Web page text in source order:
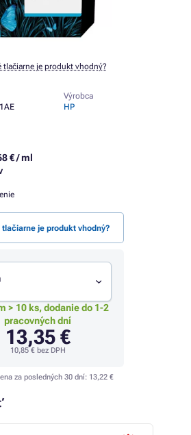
tlačiarne je produkt vhodný?
Výrobca
HP
€ / ml
tlačiarne je produkt vhodný?
> 10 ks, dodanie do 1-2
pracovných dní
13,35 €
10,85 €bez DPH
za posledných 30 dní: 13,22 €